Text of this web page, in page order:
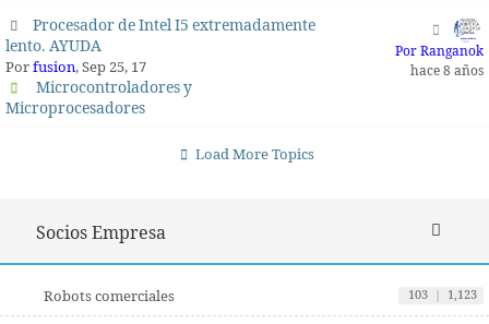
Procesador de Intel I5 extremadamente
lento. AYUDA
Porfusion, Sep 25, 17
Microcontroladores y
Microprocesadores
Por Ranganok
hace 8 años
Load More Topics
Socios Empresa
Robots comerciales 103 | 1,123